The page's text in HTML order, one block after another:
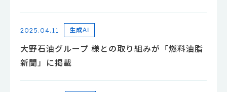
2025.04.11 生成AI
大野石油グループ 様との取り組みが「燃料油脂
新聞」に掲載